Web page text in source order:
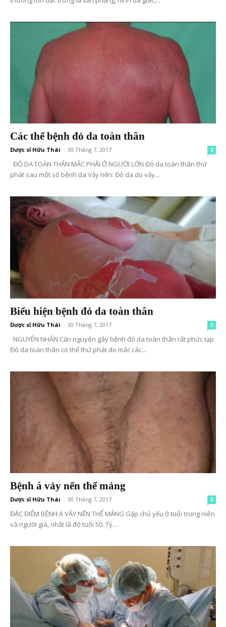
Các thể bệnh đỏ da toàn thân
Dược sĩ Hữu Thái - 30 Tháng 7, 2017 0
ĐỎ DA TOÀN THÂN MẮC PHẢI Ở NGƯỜI LỚN Đỏ da toàn thân thứ
phát sau một số bệnh da Vảy nến: Đỏ da do vảy...
Biểu hiện bệnh đỏ da toàn thân
Dược sĩ Hữu Thái - 30 Tháng 7, 2017 0
NGUYÊN NHÂN Căn nguyên gây bệnh đỏ da toàn thân rất phức tạp.
Đỏ da toàn thân có thể thứ phát do mắc các...
Bệnh á vảy nến thể mảng
Dược sĩ Hữu Thái - 30 Tháng 7, 2017 0
ĐẶC ĐIỂM BỆNH Á VẢY NẾN THỂ MẢNG Gặp chủ yếu ở tuổi trung niên
và người già, nhất là độ tuổi 50. Tỷ...